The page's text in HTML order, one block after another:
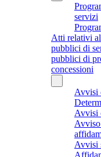
servizi
Atti relativi
pubblici di
pubblici di
concessioni
Avvisi
Avvisi
Avvisi